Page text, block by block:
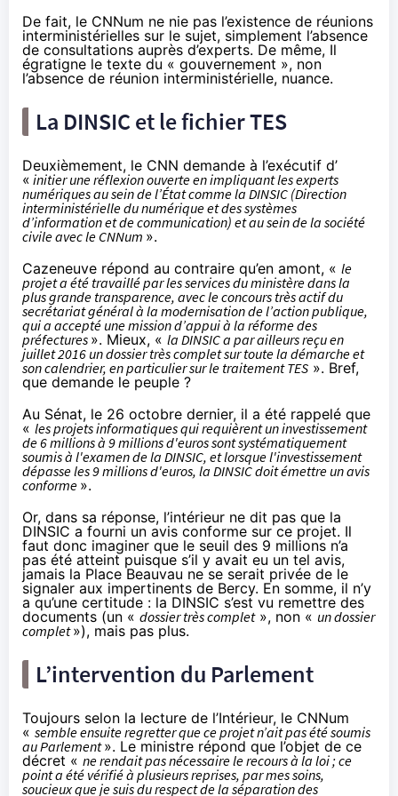
De fait, le CNNum ne nie pas l’existence de réunions
interministérielles sur le sujet, simplement l’absence
de consultations auprès d’experts. De même, Il
égratigne le texte du « gouvernement », non
l’absence de réunion interministérielle, nuance.
La DINSIC et le fichier TES
Deuxièmement, le CNN demande à l’exécutif d’
« initier une réflexion ouverte en impliquant les experts
numériques au sein de l’État comme la DINSIC (Direction
interministérielle du numérique et des systèmes
d’information et de communication) et au sein de la société
civile avec le CNNum ».
Cazeneuve répond au contraire qu’en amont, « le
projet a été travaillé par les services du ministère dans la
plus grande transparence, avec le concours très actif du
secrétariat général à la modernisation de l’action publique,
qui a accepté une mission d’appui à la réforme des
préfectures ». Mieux, « la DINSIC a par ailleurs reçu en
juillet 2016 un dossier très complet sur toute la démarche et
son calendrier, en particulier sur le traitement TES ». Bref,
que demande le peuple ?
Au Sénat, le 26 octobre dernier, il a été rappelé que
« les projets informatiques qui requièrent un investissement
de 6 millions à 9 millions d'euros sont systématiquement
soumis à l'examen de la DINSIC, et lorsque l'investissement
dépasse les 9 millions d'euros, la DINSIC doit émettre un avis
conforme ».
Or, dans sa réponse, l’intérieur ne dit pas que la
DINSIC a fourni un avis conforme sur ce projet. Il
faut donc imaginer que le seuil des 9 millions n’a
pas été atteint puisque s’il y avait eu un tel avis,
jamais la Place Beauvau ne se serait privée de le
signaler aux impertinents de Bercy. En somme, il n’y
a qu’une certitude : la DINSIC s’est vu remettre des
documents (un « dossier très complet», non « un dossier
complet»), mais pas plus.
L’intervention du Parlement
Toujours selon la lecture de l’Intérieur, le CNNum
« semble ensuite regretter que ce projet n’ait pas été soumis
au Parlement». Le ministre répond que l’objet de ce
décret « ne rendait pas nécessaire le recours à la loi ; ce
point a été vérifié à plusieurs reprises, par mes soins,
soucieux que je suis du respect de la séparation des